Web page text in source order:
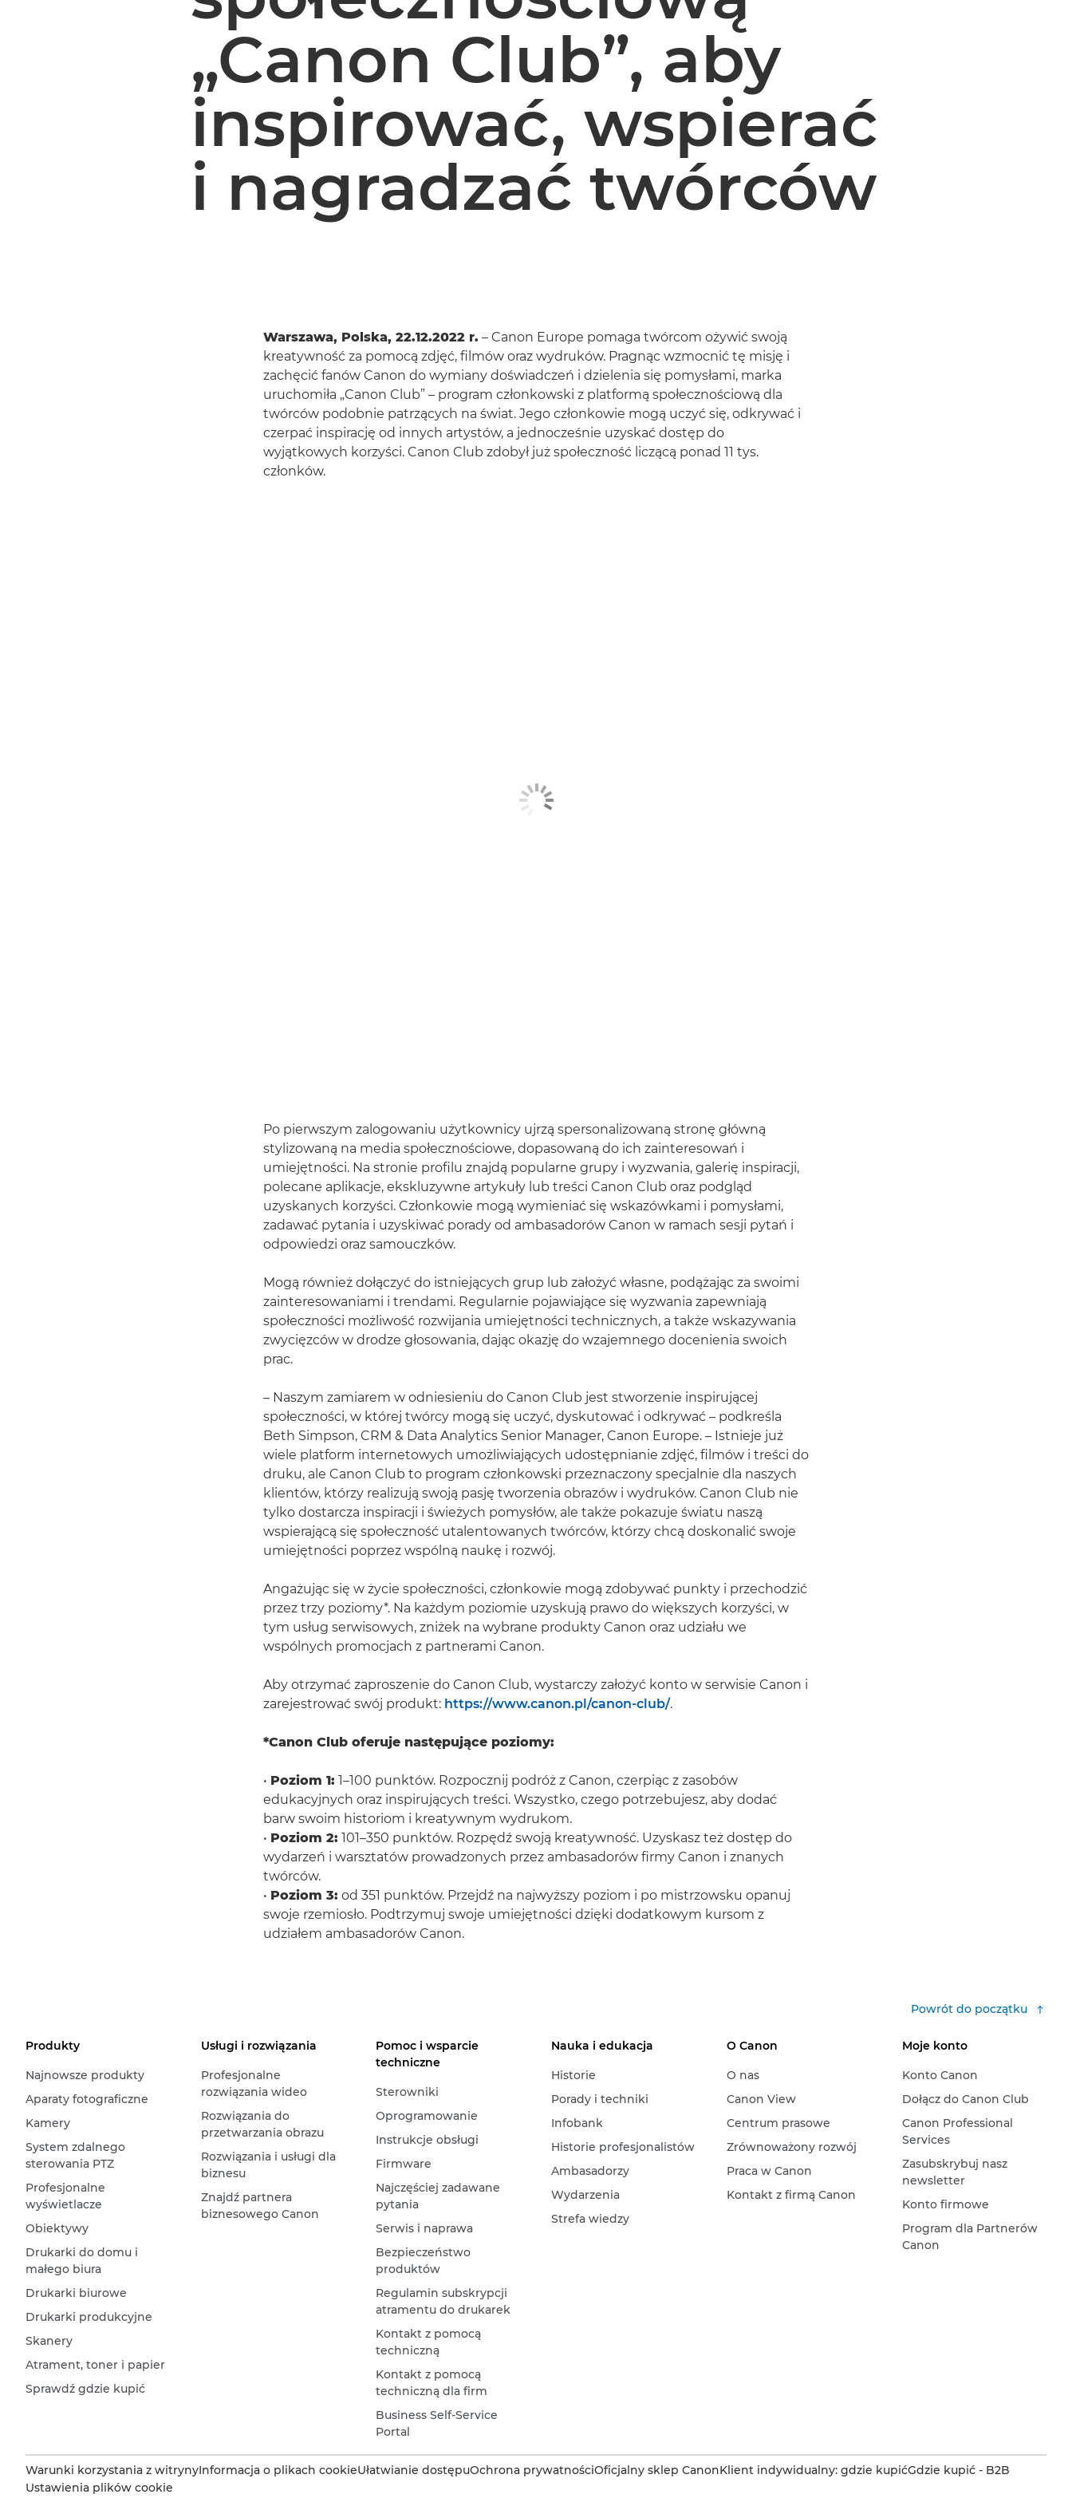
„Canon Club”, aby
inspirować, wspierać
i nagradzać twórców
Warszawa, Polska, 22.12.2022 r. – Canon Europe pomaga twórcom ożywić swoją
kreatywność za pomocą zdjęć, filmów oraz wydruków. Pragnąc wzmocnić tę misję i
zachęcić fanów Canon do wymiany doświadczeń i dzielenia się pomysłami, marka
uruchomiła „Canon Club” – program członkowski z platformą społecznościową dla
twórców podobnie patrzących na świat. Jego członkowie mogą uczyć się, odkrywać i
czerpać inspirację od innych artystów, a jednocześnie uzyskać dostęp do
wyjątkowych korzyści. Canon Club zdobył już społeczność liczącą ponad 11 tys.
członków.
Po pierwszym zalogowaniu użytkownicy ujrzą spersonalizowaną stronę główną
stylizowaną na media społecznoś­ciowe, dopasowaną do ich zainteresowań i
umiejętności. Na stronie profilu znajdą popularne grupy i wyzwania, galerię inspiracji,
polecane aplikacje, ekskluzywne artykuły lub treści Canon Club oraz podgląd
uzyskanych korzyści. Członkowie mogą wymieniać się wskazówkami i pomysłami,
zadawać pytania i uzyskiwać porady od ambasadorów Canon w ramach sesji pytań i
odpowiedzi oraz samouczków.
Mogą również dołączyć do istniejących grup lub założyć własne, podążając za swoimi
zainteresowaniami i trendami. Regularnie pojawiające się wyzwania zapewniają
społeczności możliwość rozwijania umiejętności technicznych, a także wskazywania
zwycięzców w drodze głosowania, dając okazję do wzajemnego docenienia swoich
prac.
– Naszym zamiarem w odniesieniu do Canon Club jest stworzenie inspirującej
społeczności, w której twórcy mogą się uczyć, dyskutować i odkrywać – podkreśla
Beth Simpson, CRM & Data Analytics Senior Manager, Canon Europe. – Istnieje już
wiele platform internetowych umożliwiających udostępnianie zdjęć, filmów i treści do
druku, ale Canon Club to program członkowski przeznaczony specjalnie dla naszych
klientów, którzy realizują swoją pasję tworzenia obrazów i wydruków. Canon Club nie
tylko dostarcza inspiracji i świeżych pomysłów, ale także pokazuje światu naszą
wspierającą się społeczność utalentowanych twórców, którzy chcą doskonalić swoje
umiejętności poprzez wspólną naukę i rozwój.
Angażując się w życie społeczności, członkowie mogą zdobywać punkty i przechodzić
przez trzy poziomy*. Na każdym poziomie uzyskują prawo do większych korzyści, w
tym usług serwisowych, zniżek na wybrane produkty Canon oraz udziału we
wspólnych promocjach z partnerami Canon.
Aby otrzymać zaproszenie do Canon Club, wystarczy założyć konto w serwisie Canon i
zarejestrować swój produkt: https://www.canon.pl/canon-club/.
*Canon Club oferuje następujące poziomy:
• Poziom 1: 1–100 punktów. Rozpocznij podróż z Canon, czerpiąc z zasobów
edukacyjnych oraz inspirujących treści. Wszystko, czego potrzebujesz, aby dodać
barw swoim historiom i kreatywnym wydrukom.
• Poziom 2: 101–350 punktów. Rozpędź swoją kreatywność. Uzyskasz też dostęp do
wydarzeń i warsztatów prowadzonych przez ambasadorów firmy Canon i znanych
twórców.
• Poziom 3: od 351 punktów. Przejdź na najwyższy poziom i po mistrzowsku opanuj
swoje rzemiosło. Podtrzymuj swoje umiejętności dzięki dodatkowym kursom z
udziałem ambasadorów Canon.
Powrót do początku
Produkty
Najnowsze produkty
Aparaty fotograficzne
Kamery
System zdalnego
sterowania PTZ
Profesjonalne
wyświetlacze
Obiektywy
Drukarki do domu i
małego biura
Drukarki biurowe
Drukarki produkcyjne
Skanery
Atrament, toner i papier
Sprawdź gdzie kupić
Usługi i rozwiązania
Profesjonalne
rozwiązania wideo
Rozwiązania do
przetwarzania obrazu
Rozwiązania i usługi dla
biznesu
Znajdź partnera
biznesowego Canon
Pomoc i wsparcie
techniczne
Sterowniki
Oprogramowanie
Instrukcje obsługi
Firmware
Najczęściej zadawane
pytania
Serwis i naprawa
Bezpieczeństwo
produktów
Regulamin subskrypcji
atramentu do drukarek
Kontakt z pomocą
techniczną
Kontakt z pomocą
techniczną dla firm
Business Self-Service
Portal
Nauka i edukacja
Historie
Porady i techniki
Infobank
Historie profesjonalistów
Ambasadorzy
Wydarzenia
Strefa wiedzy
O Canon
O nas
Canon View
Centrum prasowe
Zrównoważony rozwój
Praca w Canon
Kontakt z firmą Canon
Moje konto
Konto Canon
Dołącz do Canon Club
Canon Professional
Services
Zasubskrybuj nasz
newsletter
Konto firmowe
Program dla Partnerów
Canon
Warunki korzystania z witrynyInformacja o plikach cookieUłatwianie dostępuOchrona prywatnościOficjalny sklep CanonKlient indywidualny: gdzie kupićGdzie kupić - B2B
Ustawienia plików cookie